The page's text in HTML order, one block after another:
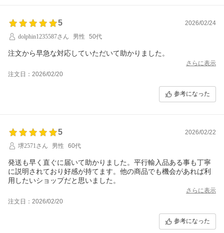
5
2026/02/24
dolphin1235587さん
男性 50代
注文から早急な対応していただいて助かりました。
さらに表示
注文日：2026/02/20
参考になった
5
2026/02/22
堺2571さん
男性 60代
発送も早く直ぐに届いて助かりました。平行輸入品ある事も丁寧
に説明されており好感が持てます。他の商品でも機会があれば利
用したいショップだと思いました。
さらに表示
注文日：2026/02/20
参考になった